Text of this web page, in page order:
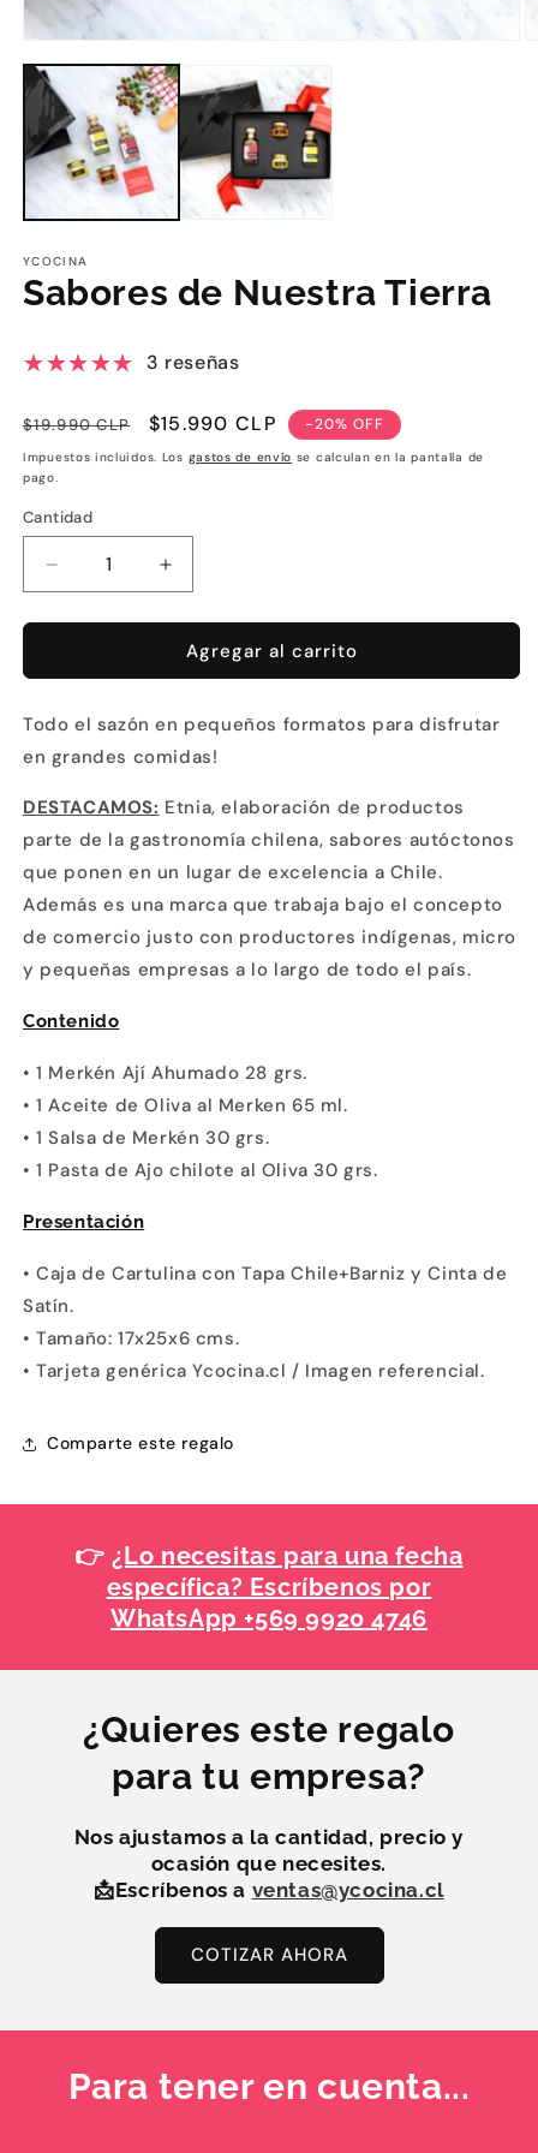
YCOCINA
Sabores de Nuestra Tierra
3 reseñas
Precio
habitual
$19.990 CLP
Precio
de
$15.990 CLP -20% OFF
Impuestos incluidos. Los gastos de envío se calculan en la pantalla de
pago.
Cantidad
Reducir
cantidad
para
de
Tierra
Aumentar
cantidad
para
Sabores
de
Tierra
Agregar al carrito
Todo el sazón en pequeños formatos para disfrutar
en grandes comidas!
DESTACAMOS: Etnia, elaboración de productos
parte de la gastronomía chilena, sabores autóctonos
que ponen en un lugar de excelencia a Chile.
Además es una marca que trabaja bajo el concepto
de comercio justo con productores indígenas, micro
y pequeñas empresas a lo largo de todo el país.
Contenido
• 1 Merkén Ají Ahumado 28 grs.
• 1 Aceite de Oliva al Merken 65 ml.
• 1 Salsa de Merkén 30 grs.
• 1 Pasta de Ajo chilote al Oliva 30 grs.
Presentación
• Caja de Cartulina con Tapa Chile+Barniz y Cinta de
Satín.
• Tamaño: 17x25x6 cms.
• Tarjeta genérica Ycocina.cl / Imagen referencial.
Comparte este regalo
👉 ¿Lo necesitas para una fecha
específica? Escríbenos por
WhatsApp +569 9920 4746
¿Quieres este regalo
para tu empresa?
Nos ajustamos a lacantidad, precio y
ocasión que necesites.
📩Escríbenos a ventas@ycocina.cl
COTIZAR AHORA
Para tener en cuenta...